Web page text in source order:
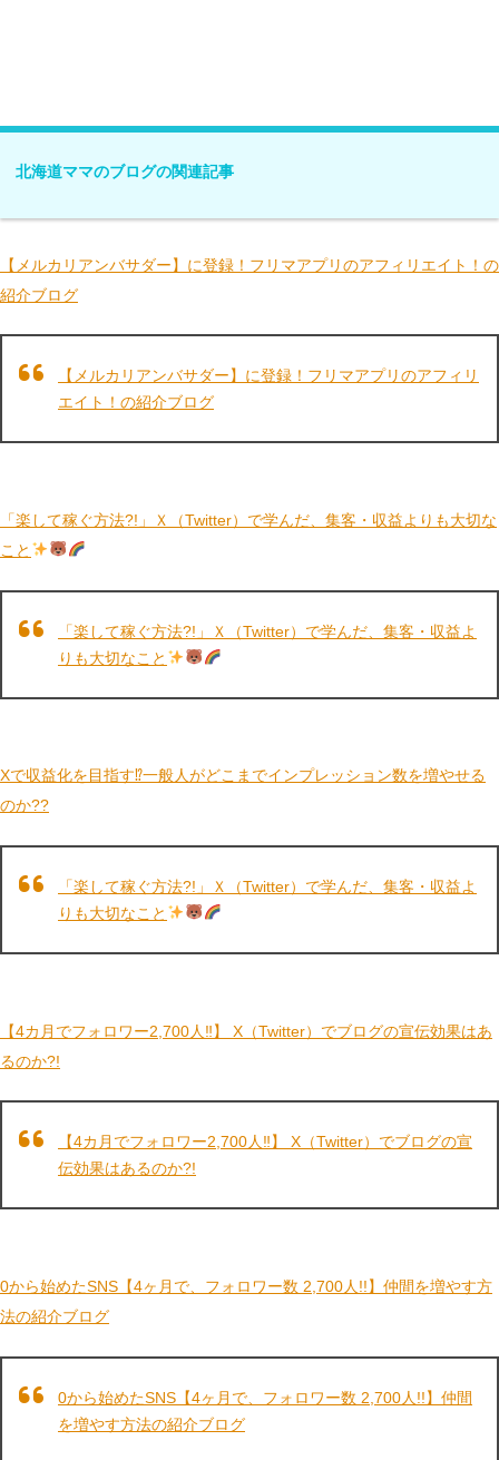
北海道ママのブログの関連記事
【メルカリアンバサダー】に登録！フリマアプリのアフィリエイト！の
紹介ブログ
【メルカリアンバサダー】に登録！フリマアプリのアフィリ
エイト！の紹介ブログ
「楽して稼ぐ方法?!」Ｘ（Twitter）で学んだ、集客・収益よりも大切な
こと
「楽して稼ぐ方法?!」Ｘ（Twitter）で学んだ、集客・収益よ
りも大切なこと
Xで収益化を目指す⁉一般人がどこまでインプレッション数を増やせる
のか??
「楽して稼ぐ方法?!」Ｘ（Twitter）で学んだ、集客・収益よ
りも大切なこと
【4カ月でフォロワー2,700人‼】 X（Twitter）でブログの宣伝効果はあ
るのか?!
【4カ月でフォロワー2,700人‼】 X（Twitter）でブログの宣
伝効果はあるのか?!
0から始めたSNS【4ヶ月で、フォロワー数 2,700人!!】仲間を増やす方
法の紹介ブログ
0から始めたSNS【4ヶ月で、フォロワー数 2,700人!!】仲間
を増やす方法の紹介ブログ